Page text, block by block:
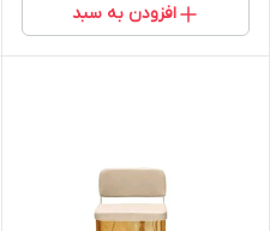
افزودن به سبد